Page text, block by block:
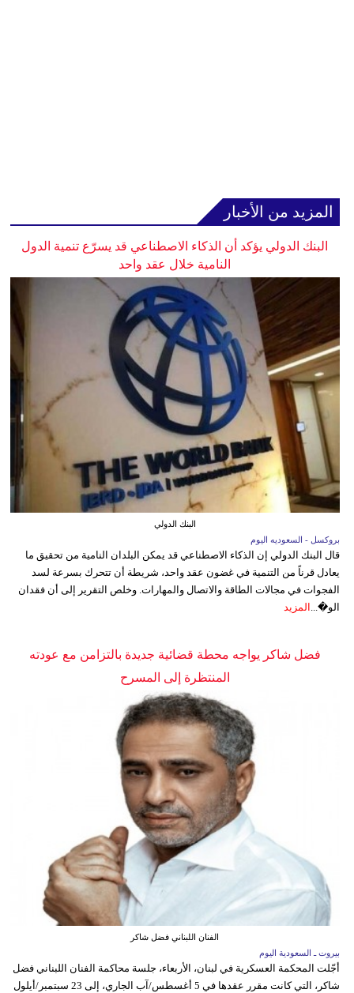
المزيد من الأخبار
البنك الدولي يؤكد أن الذكاء الاصطناعي قد يسرّع تنمية الدول
النامية خلال عقد واحد
البنك الدولي
بروكسل - السعوديه اليوم
قال البنك الدولي إن الذكاء الاصطناعي قد يمكن البلدان النامية من تحقيق ما
يعادل قرناً من التنمية في غضون عقد واحد، شريطة أن تتحرك بسرعة لسد
الفجوات في مجالات الطاقة والاتصال والمهارات. وخلص التقرير إلى أن فقدان
الو�...
المزيد
فضل شاكر يواجه محطة قضائية جديدة بالتزامن مع عودته
المنتظرة إلى المسرح
الفنان اللبناني فضل شاكر
بيروت ـ السعودية اليوم
أجّلت المحكمة العسكرية في لبنان، الأربعاء، جلسة محاكمة الفنان اللبناني فضل
شاكر، التي كانت مقرر عقدها في 5 أغسطس/آب الجاري، إلى 23 سبتمبر/أيلول